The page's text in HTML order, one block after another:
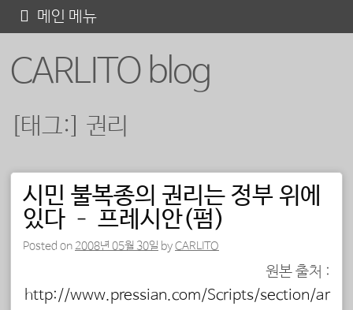
CARLITO blog
메인 메뉴
텐
[태그:] 권리
포스트 내비게이션
시민 불복종의 권리는 정부 위에
있다 – 프레시안(펌)
Posted on 2008년 05월 30일 byCARLITO
원본 출처 :
http://www.pressian.com/Scripts/section/ar